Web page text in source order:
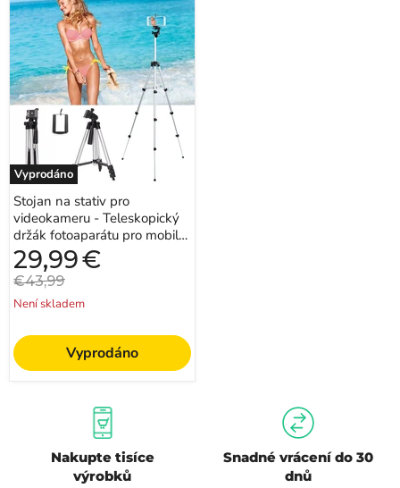
Vyprodáno
Stojan
na
stativ
pro
videokameru
-
Teleskopický
držák
fotoaparátu
pro
mobilní
telefon
pro
stabilní
fotografování
smartphonem
Stojan na stativ pro
videokameru - Teleskopický
držák fotoaparátu pro mobilní
telefon - Ideální pro stabilní
fotograf...
Aktuální
cena
29,99€
Původní
€43,99
Není skladem
Vyprodáno
Nakupte tisíce
výrobků
Snadné vrácení do 30
dnů